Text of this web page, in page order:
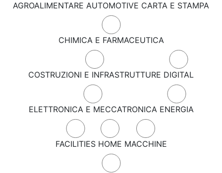
AGROALIMENTARE AUTOMOTIVE CARTA E STAMPA
CHIMICA E FARMACEUTICA
COSTRUZIONI E INFRASTRUTTURE DIGITAL
ELETTRONICA E MECCATRONICA ENERGIA
FACILITIES HOME MACCHINE